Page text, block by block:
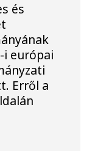
és
i európai
Erről a